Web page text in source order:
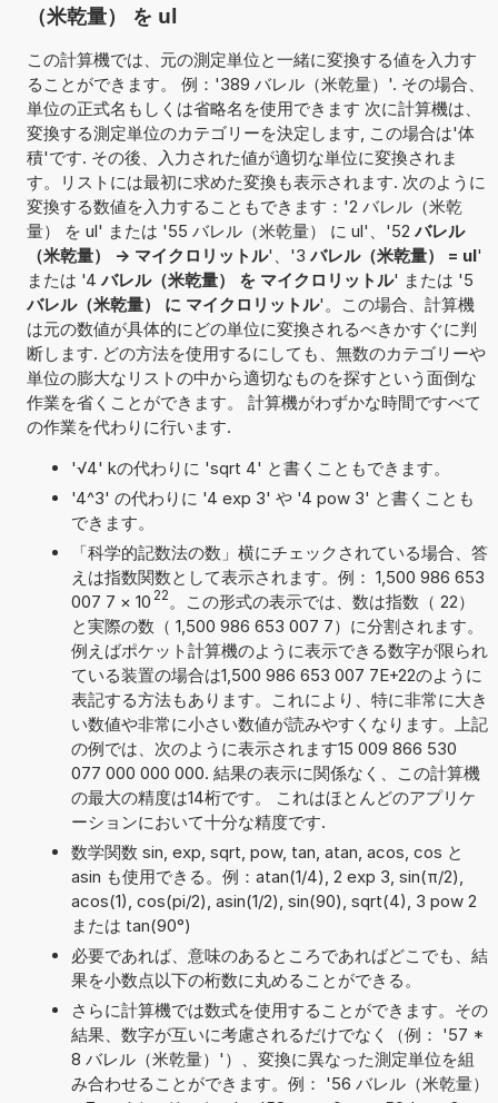
（米乾量） を ul
この計算機では、元の測定単位と一緒に変換する値を入力す
ることができます。 例：'389 バレル（米乾量）'. その場合、
単位の正式名もしくは省略名を使用できます 次に計算機は、
変換する測定単位のカテゴリーを決定します, この場合は'体
積'です. その後、入力された値が適切な単位に変換されま
す。リストには最初に求めた変換も表示されます. 次のように
変換する数値を入力することもできます：'2 バレル（米乾
量） を ul' または '55 バレル（米乾量） に ul'、'52 バレル
（米乾量） -> マイクロリットル'、'3 バレル（米乾量） = ul'
または '4 バレル（米乾量） を マイクロリットル' または '5
バレル（米乾量） に マイクロリットル'。この場合、計算機
は元の数値が具体的にどの単位に変換されるべきかすぐに判
断します. どの方法を使用するにしても、無数のカテゴリーや
単位の膨大なリストの中から適切なものを探すという面倒な
作業を省くことができます。 計算機がわずかな時間ですべて
の作業を代わりに行います.
'√4' kの代わりに 'sqrt 4' と書くこともできます。
'4^3' の代わりに '4 exp 3' や '4 pow 3' と書くことも
できます。
「科学的記数法の数」横にチェックされている場合、答
えは指数関数として表示されます。例： 1,500 986 653
007 7 × 10 22 。この形式の表示では、数は指数（ 22）
と実際の数（ 1,500 986 653 007 7）に分割されます。
例えばポケット計算機のように表示できる数字が限られ
ている装置の場合は1,500 986 653 007 7E+22のように
表記する方法もあります。これにより、特に非常に大き
い数値や非常に小さい数値が読みやすくなります。上記
の例では、次のように表示されます15 009 866 530
077 000 000 000. 結果の表示に関係なく、この計算機
の最大の精度は14桁です。 これはほとんどのアプリケ
ーションにおいて十分な精度です.
数学関数 sin, exp, sqrt, pow, tan, atan, acos, cos と
asin も使用できる。例：atan(1/4), 2 exp 3, sin(π/2),
acos(1), cos(pi/2), asin(1/2), sin(90), sqrt(4), 3 pow 2
または tan(90°)
必要であれば、意味のあるところであればどこでも、結
果を小数点以下の桁数に丸めることができる。
さらに計算機では数式を使用することができます。その
結果、数字が互いに考慮されるだけでなく（例： '57 *
8 バレル（米乾量）'）、変換に異なった測定単位を組
み合わせることができます。例： '56 バレル（米乾量）